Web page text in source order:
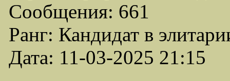
Сообщения: 661
Ранг: Кандидат в
Дата: 11-03-2025 21:15